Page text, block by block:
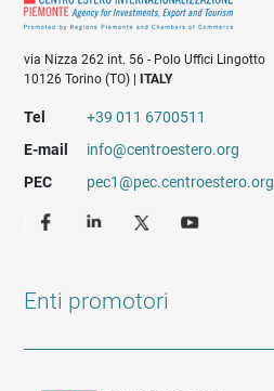
via Nizza 262 int. 56 - Polo Uffici Lingotto
10126 Torino (TO) |
ITALY
Tel
+39 011 6700511
E-mail
info@centroestero.org
PEC
pec1@pec.centroestero.org
Enti promotori